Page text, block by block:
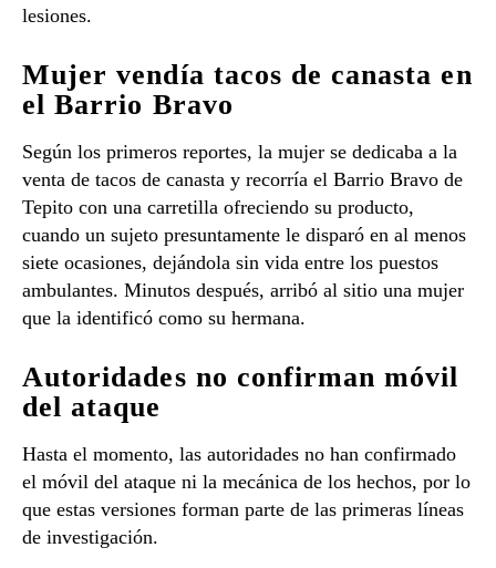
lesiones.
Mujer vendía tacos de canasta en
el Barrio Bravo
Según los primeros reportes, la mujer se dedicaba a la
venta de tacos de canasta y recorría el Barrio Bravo de
Tepito con una carretilla ofreciendo su producto,
cuando un sujeto presuntamente le disparó en al menos
siete ocasiones, dejándola sin vida entre los puestos
ambulantes. Minutos después, arribó al sitio una mujer
que la identificó como su hermana.
Autoridades no confirman móvil
del ataque
Hasta el momento, las autoridades no han confirmado
el móvil del ataque ni la mecánica de los hechos, por lo
que estas versiones forman parte de las primeras líneas
de investigación.